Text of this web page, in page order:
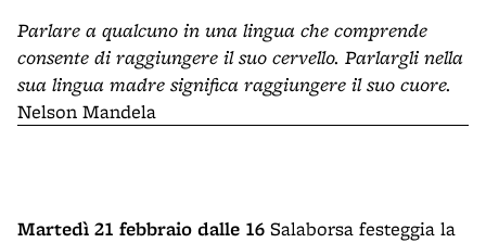
Parlare a qualcuno in una lingua che comprende
consente di raggiungere il suo cervello. Parlargli nella
sua lingua madre significa raggiungere il suo cuore.
Nelson Mandela
Martedì 21 febbraio dalle 16 Salaborsa festeggia la